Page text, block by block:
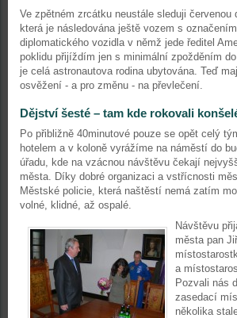
Ve zpětném zrcátku neustále sleduji červenou
která je následována ještě vozem s
diplomatického vozidla v němž jede ředitel
poklidu přijíždím jen s minimální zpožděním
je celá astronautova rodina ubytována. Teď
osvěžení - a pro změnu - na převlečení.
Dějství šesté – tam kde rokovali
Po přibližně 40minutové pouze se opět celý
hotelem a v koloně vyrážíme na náměstí do
úřadu, kde na vzácnou návštěvu čekají
města. Díky dobré organizaci a vstřícnosti
Městské policie, která naštěstí nemá zatím
volné, klidné, až ospalé.
Návštěvu
města pan
a
Pozvali nás
zasedací
několika